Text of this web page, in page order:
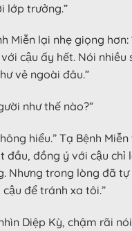
lớp trưởng.”
Miễn lại nhẹ giọng
cậu ấy hết. Nói nhiều
vẻ ngoài đâu.”
như thế nào?”
hiểu.” Tạ Bệnh
đầu, đồng ý với cậu chỉ
Nhưng trong lòng đã
để tránh xa tôi.”
Diệp Kỳ, chậm rãi